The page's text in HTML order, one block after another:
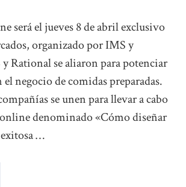
será el jueves 8 de abril exclusivo
organizado por IMS y
Rational se aliaron para potenciar
el negocio de comidas preparadas.
se unen para llevar a cabo
denominado «Cómo diseñar
…